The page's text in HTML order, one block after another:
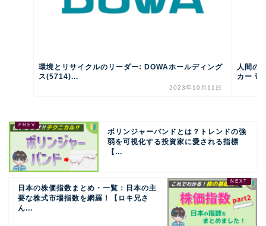
環境とリサイクルのリーダー: DOWAホールディング
ス(5714)...
2023年10月11日
人間の
カー 帝
ボリンジャーバンドとは？トレンドの強
弱を可視化する投資家に愛される指標
【...
日本の株価指数まとめ・一覧：日本の主
要な株式市場指数を網羅！【ロキ兄さ
ん...